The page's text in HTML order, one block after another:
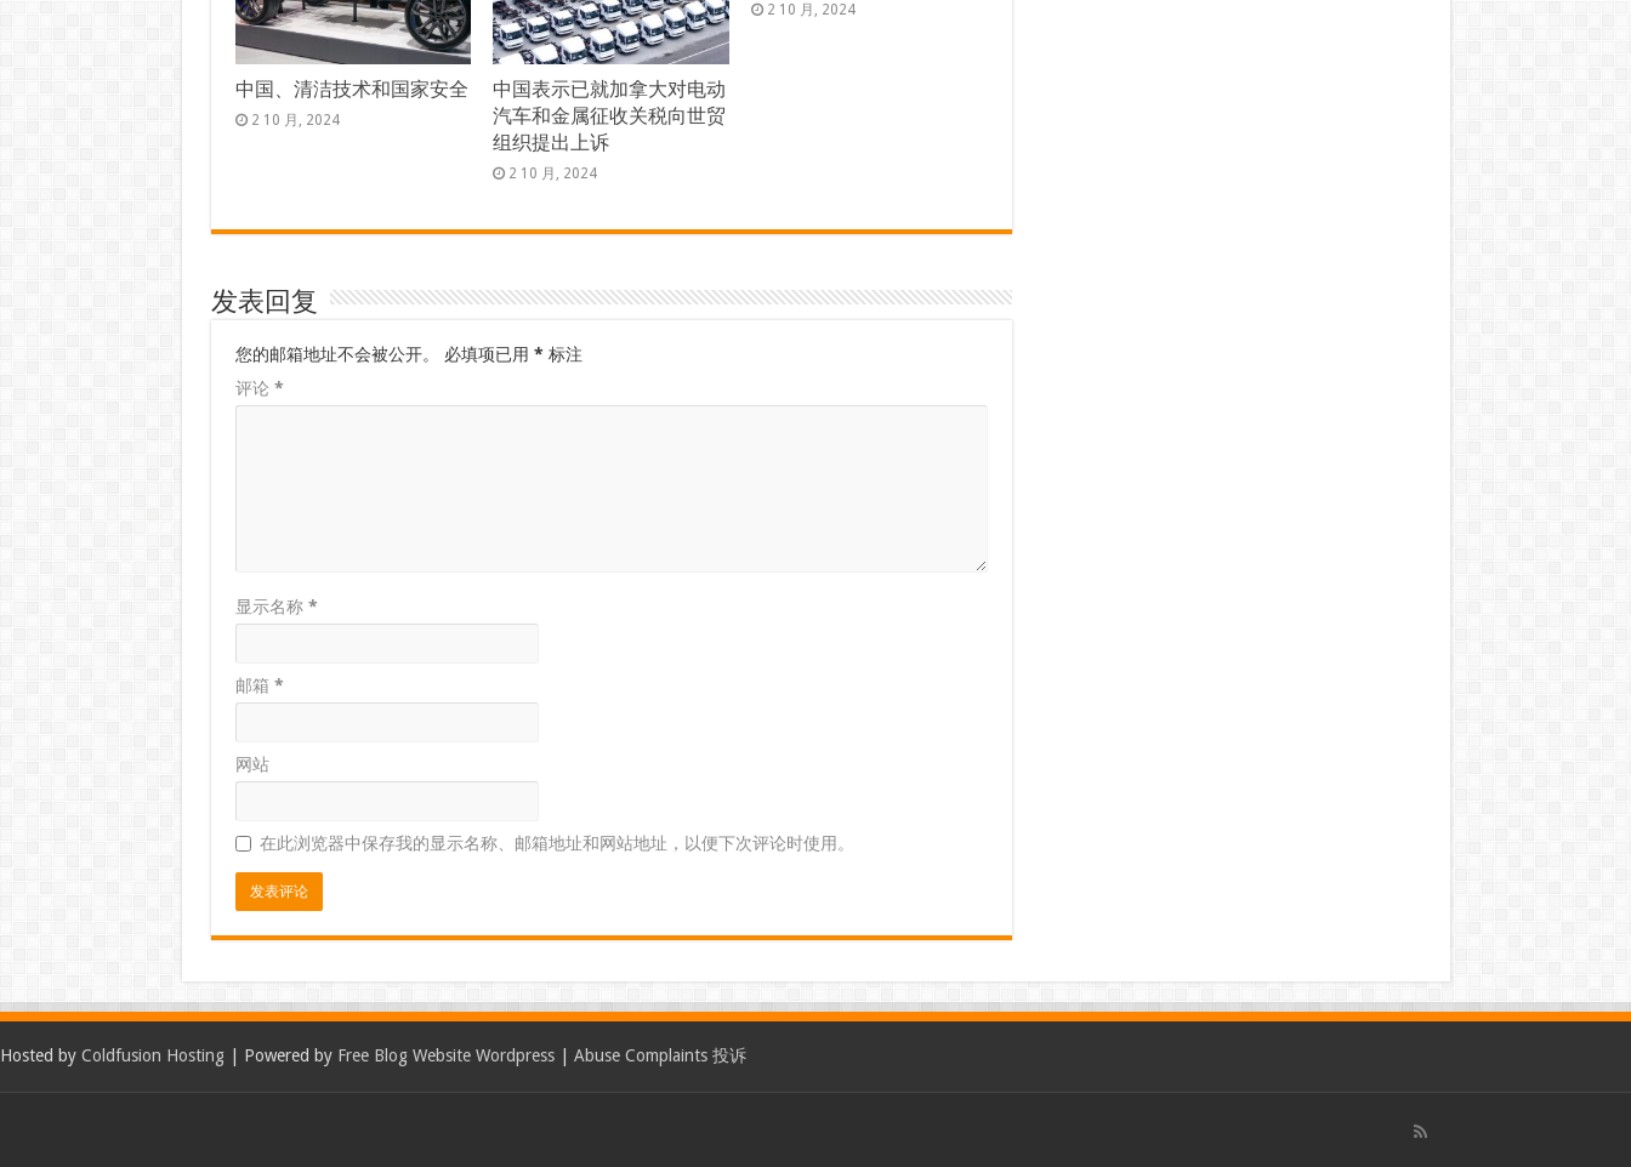
中国、清洁技术和国家安全
2 10 月, 2024
中国表示已就加拿大对电动
汽车和金属征收关税向世贸
组织提出上诉
2 10 月, 2024
2 10 月, 2024
发表回复
您的邮箱地址不会被公开。 必填项已用 * 标注
评论 *
显示名称 *
邮箱 *
网站
在此浏览器中保存我的显示名称、邮箱地址和网站地址，以便下次评论时使用。
Hosted by Coldfusion Hosting | Powered by Free Blog Website Wordpress Abuse Complaints 投诉